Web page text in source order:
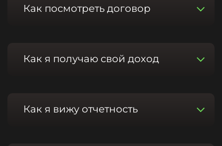
Как посмотреть договор
Как я получаю свой доход
Как я вижу отчетность